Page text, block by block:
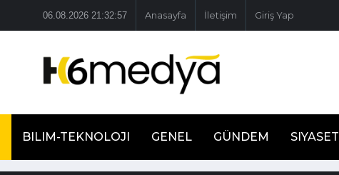
06.08.2026 21:32:58 Anasayfa İletişim Giriş Yap
BILIM-TEKNOLOJI GENEL GÜNDEM SIYASET